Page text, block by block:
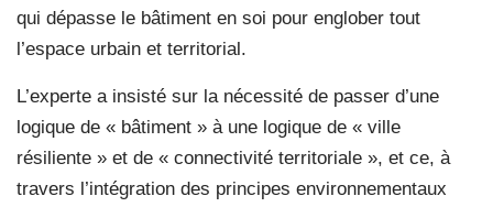
qui dépasse le bâtiment en soi pour englober tout
l’espace urbain et territorial.
L’experte a insisté sur la nécessité de passer d’une
logique de « bâtiment » à une logique de « ville
résiliente » et de « connectivité territoriale », et ce, à
travers l’intégration des principes environnementaux